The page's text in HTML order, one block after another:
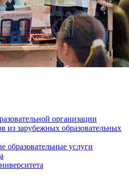
организации
из зарубежных образовательных
образовательные услуги